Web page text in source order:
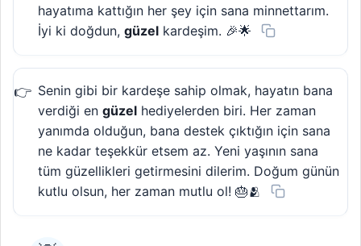
hayatıma kattığın her şey için sana minnettarım.
İyi ki doğdun, güzel kardeşim. 🎉🌟
Senin gibi bir kardeşe sahip olmak, hayatın bana
verdiği en güzel hediyelerden biri. Her zaman
yanımda olduğun, bana destek çıktığın için sana
ne kadar teşekkür etsem az. Yeni yaşının sana
tüm güzellikleri getirmesini dilerim. Doğum günün
kutlu olsun, her zaman mutlu ol! 🎂🫂